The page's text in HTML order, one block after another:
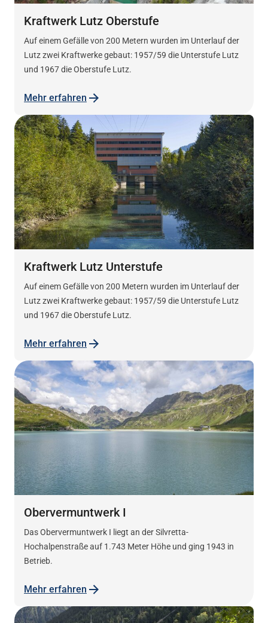
Kraftwerk Lutz Oberstufe
Auf einem Gefälle von 200 Metern wurden im Unterlauf der
Lutz zwei Kraftwerke gebaut: 1957/59 die Unterstufe Lutz
und 1967 die Oberstufe Lutz.
Mehr erfahren
Kraftwerk Lutz Unterstufe
Auf einem Gefälle von 200 Metern wurden im Unterlauf der
Lutz zwei Kraftwerke gebaut: 1957/59 die Unterstufe Lutz
und 1967 die Oberstufe Lutz.
Mehr erfahren
Obervermuntwerk I
Das Obervermuntwerk I liegt an der Silvretta-
Hochalpenstraße auf 1.743 Meter Höhe und ging 1943 in
Betrieb.
Mehr erfahren